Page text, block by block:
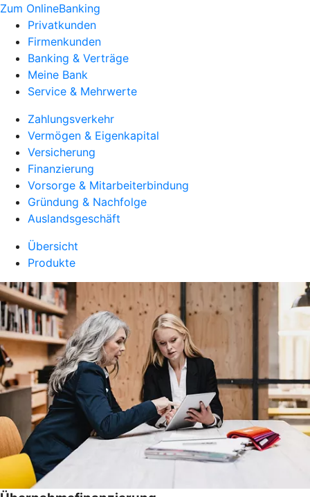
Zum OnlineBanking
Privatkunden
Firmenkunden
Banking & Verträge
Meine Bank
Service & Mehrwerte
Zahlungsverkehr
Vermögen & Eigenkapital
Versicherung
Finanzierung
Vorsorge & Mitarbeiterbindung
Gründung & Nachfolge
Auslandsgeschäft
Übersicht
Produkte